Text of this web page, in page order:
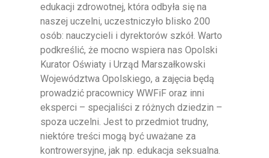
edukacji zdrowotnej, która odbyła się na
naszej uczelni, uczestniczyło blisko 200
osób: nauczycieli i dyrektorów szkół. Warto
podkreślić, że mocno wspiera nas Opolski
Kurator Oświaty i Urząd Marszałkowski
Województwa Opolskiego, a zajęcia będą
prowadzić pracownicy WWFiF oraz inni
eksperci – specjaliści z różnych dziedzin –
spoza uczelni. Jest to przedmiot trudny,
niektóre treści mogą być uważane za
kontrowersyjne, jak np. edukacja seksualna.